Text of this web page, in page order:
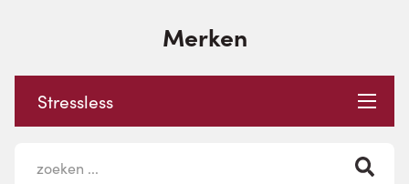
Merken
Stressless